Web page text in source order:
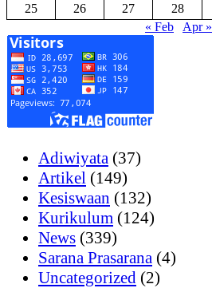
25
26 27 28
« Feb
Apr »
Adiwiyata (37)
Artikel (149)
Kesiswaan (132)
Kurikulum (124)
News (339)
Sarana Prasarana (4)
Uncategorized (2)